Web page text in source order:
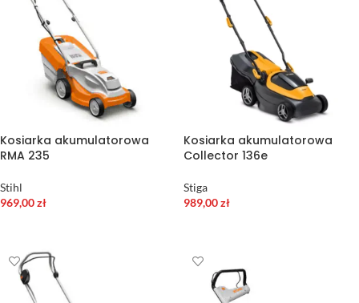
Kosiarka akumulatorowa
RMA 235
Stihl
969,00zł
Kosiarka akumulatorowa
Collector 136e
Stiga
989,00zł